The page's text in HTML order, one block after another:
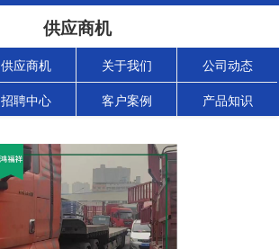
供应商机
供应商机 关于我们 公司动态
招聘中心 客户案例 产品知识